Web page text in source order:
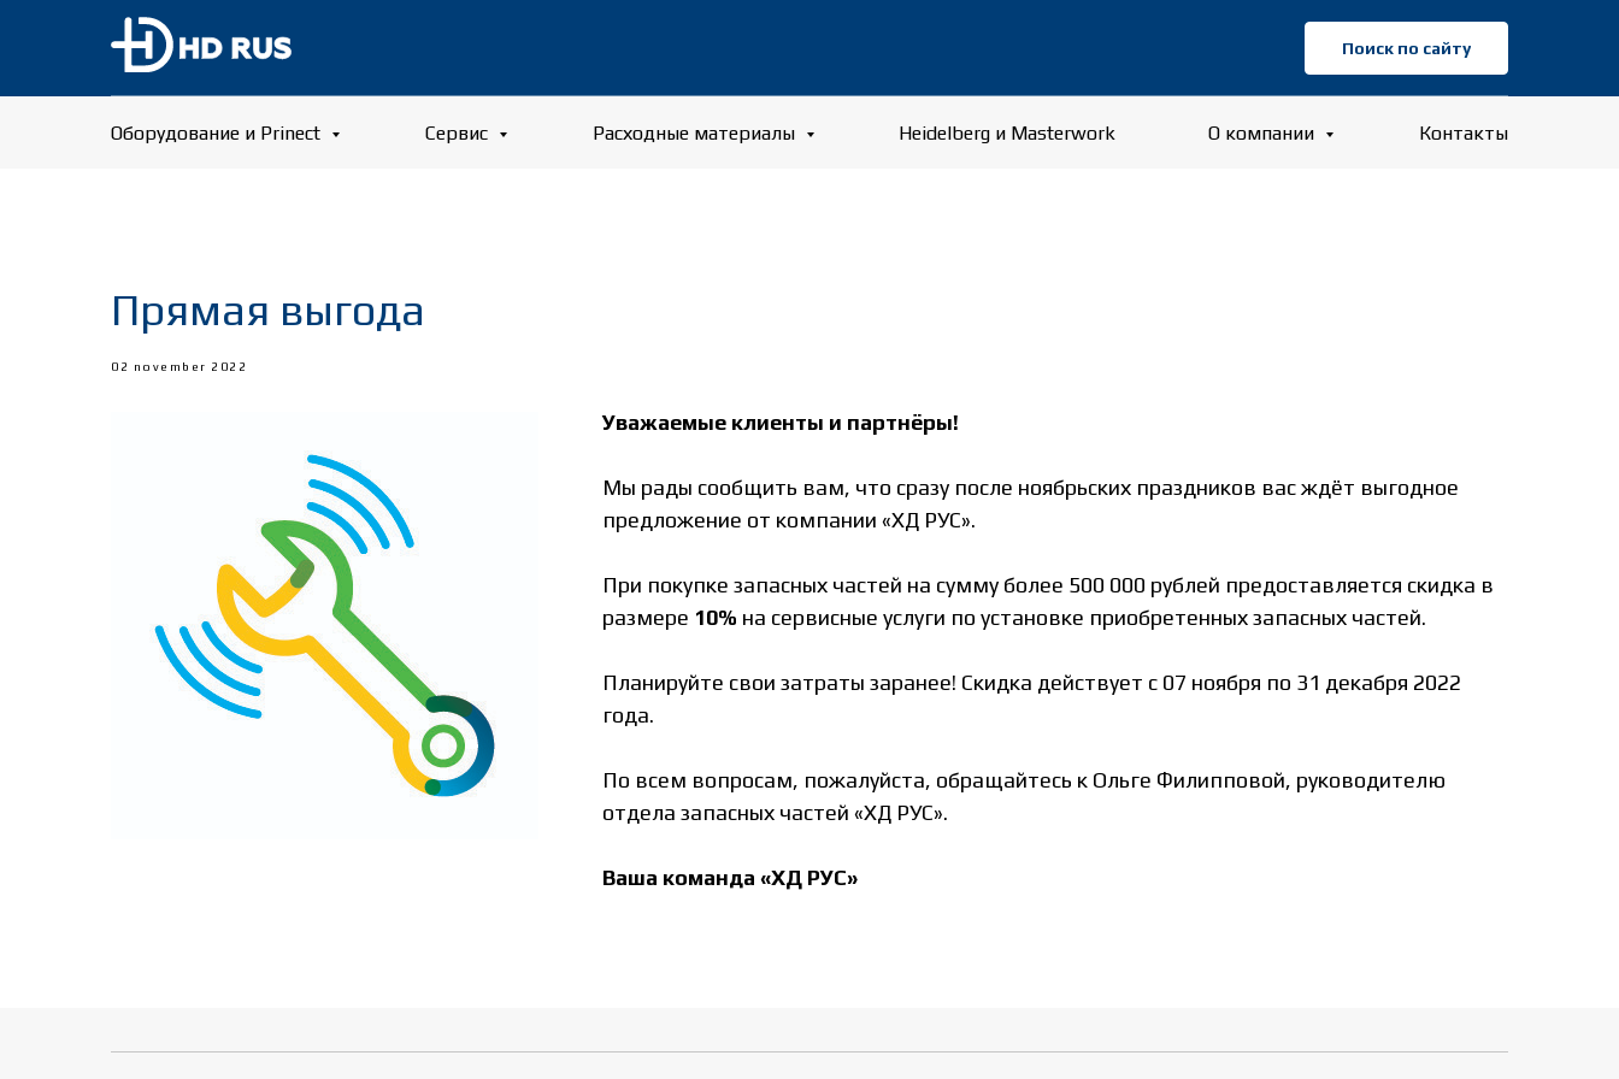
Поиск по сайту
Оборудование и Prinect Сервис Расходные материалы Heidelberg и Masterwork О компании Контакты
Прямая выгода
02 november 2022
Уважаемые клиенты и партнёры!
Мы рады сообщить вам, что сразу после ноябрьских праздников вас ждёт выгодное
предложение от компании «ХД РУС».
При покупке запасных частей на сумму более 500 000 рублей предоставляется скидка в
размере 10% на сервисные услуги по установке приобретенных запасных частей.
Планируйте свои затраты заранее! Скидка действует с 07 ноября по 31 декабря 2022
года.
По всем вопросам, пожалуйста, обращайтесь к Ольге Филипповой, руководителю
отдела запасных частей «ХД РУС».
Ваша команда «ХД РУС»